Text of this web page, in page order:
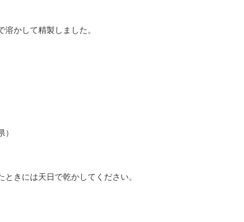
かして精製しました。
きには天日で乾かしてください。